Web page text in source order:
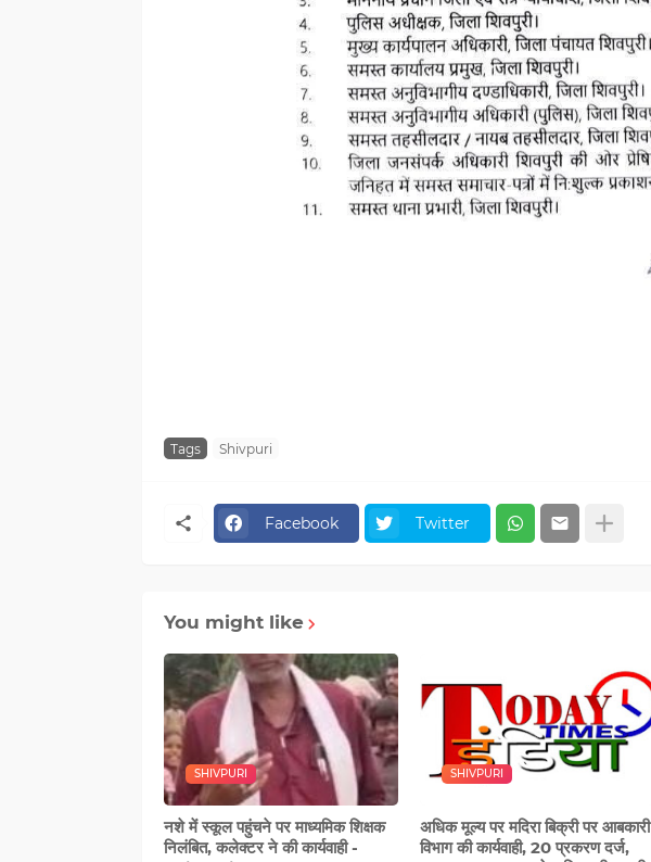
Tags Shivpuri
Facebook Twitter
You might like
SHIVPURI
नशे में स्‍कूल पहुंचने पर माध्यमिक शिक्षक
निलंबित, कलेक्टर ने की कार्यवाही -
SHIVPURI
अधिक मूल्य पर मदिरा बिक्री पर आबकारी
विभाग की कार्यवाही, 20 प्रकरण दर्ज,